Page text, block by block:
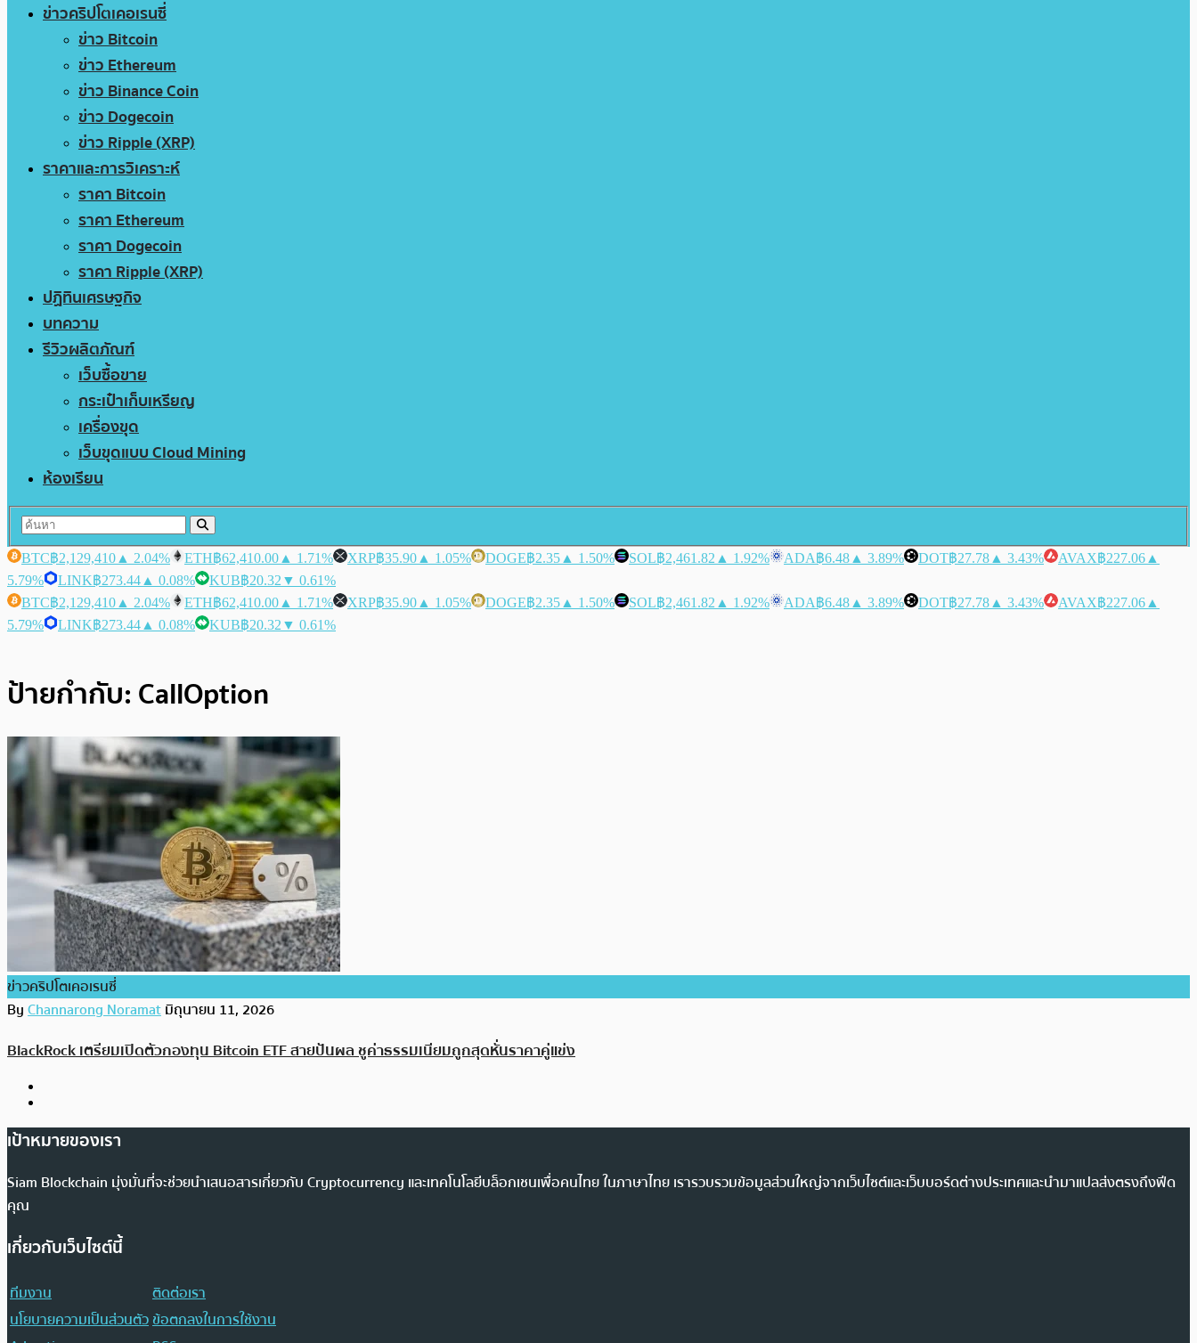
ข่าวคริปโตเคอเรนซี่
ข่าว Bitcoin
ข่าว Ethereum
ข่าว Binance Coin
ข่าว Dogecoin
ข่าว Ripple (XRP)
ราคาและการวิเคราะห์
ราคา Bitcoin
ราคา Ethereum
ราคา Dogecoin
ราคา Ripple (XRP)
ปฏิทินเศรษฐกิจ
บทความ
รีวิวผลิตภัณฑ์
เว็บซื้อขาย
กระเป๋าเก็บเหรียญ
เครื่องขุด
เว็บขุดแบบ Cloud Mining
ห้องเรียน
BTC฿2,129,410 ▲ 2.04% ETH฿62,410.00 ▲ 1.71% XRP฿35.90 ▲ 1.05% DOGE฿2.35 ▲ 1.50% SOL฿2,461.82 ▲ 1.92% ADA฿6.48 ▲ 3.89% DOT฿27.78 ▲ 3.43% AVAX฿227.06 ▲
5.79%
LINK฿273.44 ▲ 0.08% KUB฿20.32 ▼ 0.61%
BTC฿2,129,410 ▲ 2.04% ETH฿62,410.00 ▲ 1.71% XRP฿35.90 ▲ 1.05% DOGE฿2.35 ▲ 1.50% SOL฿2,461.82 ▲ 1.92% ADA฿6.48 ▲ 3.89% DOT฿27.78 ▲ 3.43% AVAX฿227.06 ▲
5.79%
LINK฿273.44 ▲ 0.08% KUB฿20.32 ▼ 0.61%
ป้ายกำกับ: CallOption
ข่าวคริปโตเคอเรนซี่
ByChannarong Noramatมิถุนายน 11, 2026
BlackRock เตรียมเปิดตัวกองทุน Bitcoin ETF สายปันผล ชูค่าธรรมเนียมถูกสุดหั่นราคาคู่แข่ง
เป้าหมายของเรา
Siam Blockchain มุ่งมั่นที่จะช่วยนำเสนอสารเกี่ยวกับ Cryptocurrency และเทคโนโลยีบล็อกเชนเพื่อคนไทย ในภาษาไทย เรารวบรวมข้อมูลส่วนใหญ่จากเว็บไซต์และเว็บบอร์ดต่างประเทศและนำมาแปลส่งตรงถึงฟีด
คุณ
เกี่ยวกับเว็บไซต์นี้
ทีมงาน
ติดต่อเรา
นโยบายความเป็นส่วนตัวข้อตกลงในการใช้งาน